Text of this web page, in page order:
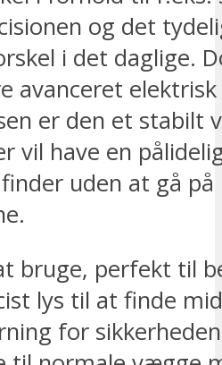
og det
i det daglige.
avanceret
er den et stabilt
vil have en
uden at gå
bruge, perfekt til
lys til at finde
for sikkerheden